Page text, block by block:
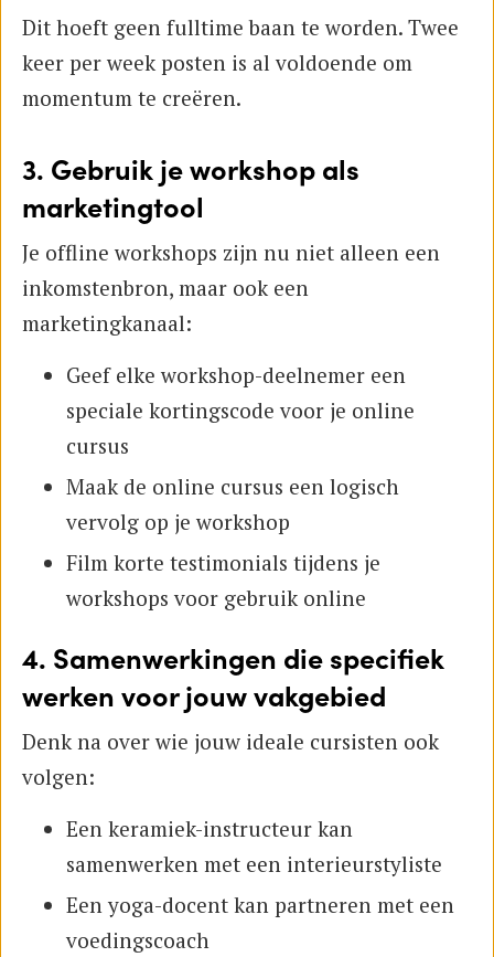
Dit hoeft geen fulltime baan te worden. Twee
keer per week posten is al voldoende om
momentum te creëren.
3. Gebruik je workshop als
marketingtool
Je offline workshops zijn nu niet alleen een
inkomstenbron, maar ook een
marketingkanaal:
Geef elke workshop-deelnemer een
speciale kortingscode voor je online
cursus
Maak de online cursus een logisch
vervolg op je workshop
Film korte testimonials tijdens je
workshops voor gebruik online
4. Samenwerkingen die specifiek
werken voor jouw vakgebied
Denk na over wie jouw ideale cursisten ook
volgen:
Een keramiek-instructeur kan
samenwerken met een interieurstyliste
Een yoga-docent kan partneren met een
voedingscoach